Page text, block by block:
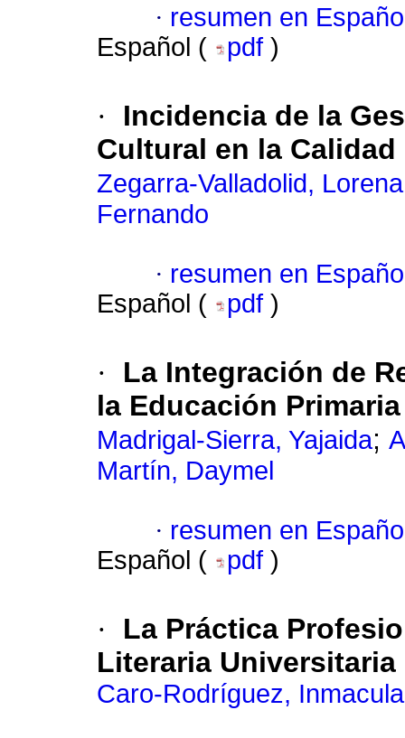
· resumen en
Español (
pdf )
·
Incidencia de la
Cultural en la
Zegarra-Valladolid,
Fernando
· resumen en
Español (
pdf )
·
La Integración de
la Educación
Madrigal-Sierra, Yajaida;
Martín, Daymel
· resumen en
Español (
pdf )
·
La Práctica
Literaria Universitaria
Caro-Rodríguez,